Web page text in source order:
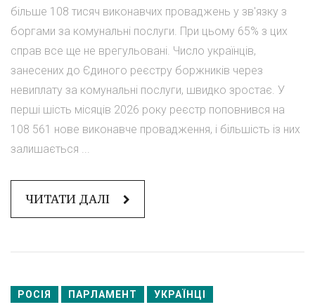
більше 108 тисяч виконавчих проваджень у зв'язку з
боргами за комунальні послуги. При цьому 65% з цих
справ все ще не врегульовані. Число українців,
занесених до Єдиного реєстру боржників через
невиплату за комунальні послуги, швидко зростає. У
перші шість місяців 2026 року реєстр поповнився на
108 561 нове виконавче провадження, і більшість із них
залишається ...
ЧИТАТИ ДАЛІ
РОСІЯ ПАРЛАМЕНТ УКРАЇНЦІ